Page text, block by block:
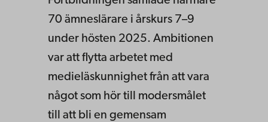
70 ämneslärare i årskurs 7–9
under hösten 2025. Ambitionen
var att flytta arbetet med
medieläskunnighet från att vara
något som hör till modersmålet
till att bli en gemensam